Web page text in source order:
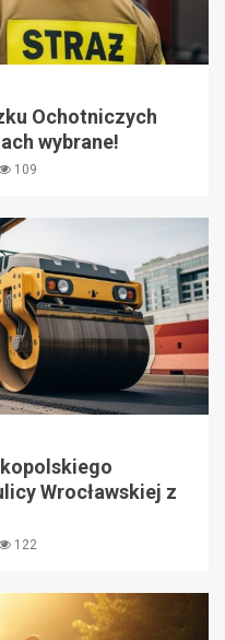
Ochotniczych
wybrane!
109
Wrocławskiej z
122